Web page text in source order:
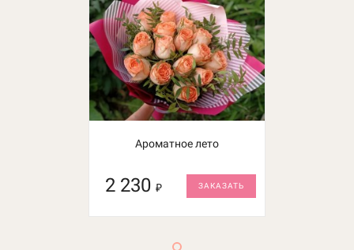
Ароматное лето
2 230 ₽ ЗАКАЗАТЬ
Букет Романтика
1 700 ₽ ЗАКАЗАТЬ